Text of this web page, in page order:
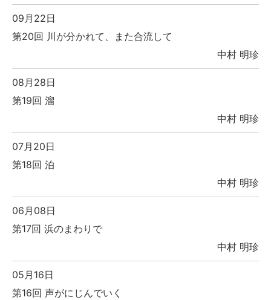
09月22日
第20回 川が分かれて、また合流して
中村 明珍
08月28日
第19回 溜
中村 明珍
07月20日
第18回 泊
中村 明珍
06月08日
第17回 浜のまわりで
中村 明珍
05月16日
第16回 声がにじんでいく